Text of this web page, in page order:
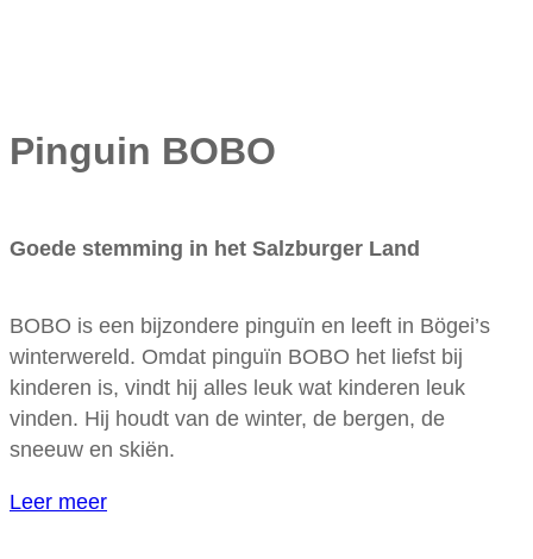
Pinguin BOBO
Goede stemming in het Salzburger Land
BOBO is een bijzondere pinguïn en leeft in Bögei’s
winterwereld. Omdat pinguïn BOBO het liefst bij
kinderen is, vindt hij alles leuk wat kinderen leuk
vinden. Hij houdt van de winter, de bergen, de
sneeuw en skiën.
Leer meer